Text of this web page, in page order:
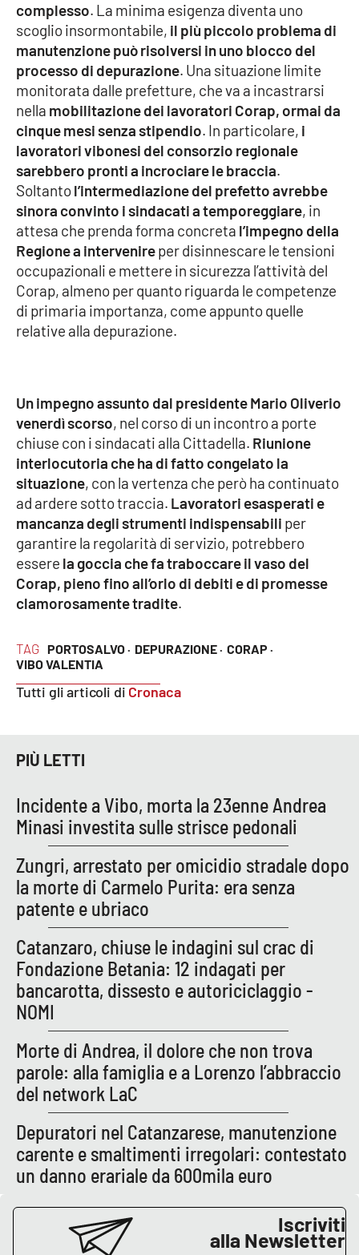
EDIZIONI
LOCALI
Catanzaro
Crotone
Vibo Valentia
Reggio Calabria
Cosenza
Lamezia Terme
Buona Sanità Calabria
LA
CALABRIAVISIONE
Destinazioni
Eventi
Food
LAC
NETWORK
Lactv.it
Laconair.it
Lacitymag.it
Lacapitalenews.it
Ilreggino.it
Cosenzachannel.it
Ilvibonese.it
Catanzarochannel.it
APP
Android
Apple
TAG PORTOSALVO · DEPURAZIONE · CORAP ·
VIBO VALENTIA
Tutti gli articoli di Cronaca
complesso. La minima esigenza diventa uno
scoglio insormontabile, il più piccolo problema di
manutenzione può risolversi in uno blocco del
processo di depurazione. Una situazione limite
monitorata dalle prefetture, che va a incastrarsi
nella mobilitazione dei lavoratori Corap, ormai da
cinque mesi senza stipendio. In particolare, i
lavoratori vibonesi del consorzio regionale
sarebbero pronti a incrociare le braccia.
Soltantol’intermediazione del prefetto avrebbe
sinora convinto i sindacati a temporeggiare, in
attesa che prenda forma concreta l’impegno della
Regione a intervenireper disinnescare le tensioni
occupazionali e mettere in sicurezza l’attività del
Corap, almeno per quanto riguarda le competenze
di primaria importanza, come appunto quelle
relative alla depurazione.
Un impegno assunto dal presidente Mario Oliverio
venerdì scorso, nel corso di un incontro a porte
chiuse con i sindacati alla Cittadella. Riunione
interlocutoria che ha di fatto congelato la
situazione, con la vertenza che però ha continuato
ad ardere sotto traccia. Lavoratori esasperati e
mancanza degli strumenti indispensabili per
garantire la regolarità di servizio, potrebbero
essere la goccia che fa traboccare il vaso del
Corap, pieno fino all’orlo di debiti e di promesse
clamorosamente tradite.
PIÙ LETTI
Incidente a Vibo, morta la 23enne Andrea
Minasi investita sulle strisce pedonali
Zungri, arrestato per omicidio stradale dopo
la morte di Carmelo Purita: era senza
patente e ubriaco
Catanzaro, chiuse le indagini sul crac di
Fondazione Betania: 12 indagati per
bancarotta, dissesto e autoriciclaggio -
NOMI
Morte di Andrea, il dolore che non trova
parole: alla famiglia e a Lorenzo l’abbraccio
del network LaC
Depuratori nel Catanzarese, manutenzione
carente e smaltimenti irregolari: contestato
un danno erariale da 600mila euro
Iscriviti
alla Newsletter